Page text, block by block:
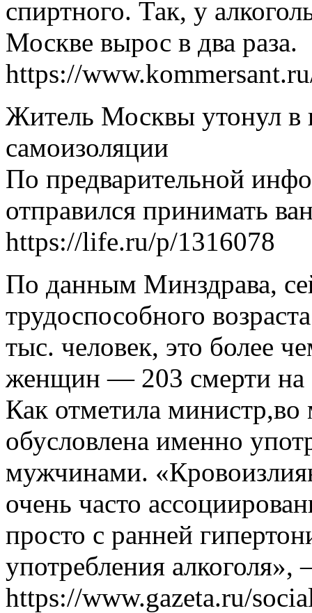
спиртного. Так, у
Москве вырос в два раза.
https://
Житель Москвы утонул в
самоизоляции
По предварительной
отправился принимать
https://life.ru/p/1316078
По данным Минздрава,
трудоспособного
тыс. человек, это более
женщин — 203 смерти на
Как отметила министр,во
обусловлена именно
мужчинами.
очень часто
просто с ранней
употребления
https://www.gazeta.ru/